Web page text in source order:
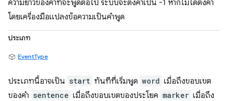
ความยาวของคำที่จะพูดต่อไป ระบบจะตั้งค่าเป็น -1 หากไม่ได้ตั้งค่า
โดยเครื่องมือแปลงข้อความเป็นคำพูด
ประเภท
EventType
ประเภทนี้อาจเป็น start ทันทีที่เริ่มพูด word เมื่อถึงขอบเขต
ของคำ sentence เมื่อถึงขอบเขตของประโยค marker เมื่อถึง